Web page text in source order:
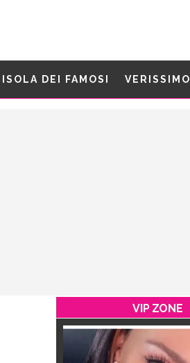
ISOLA DEI FAMOSI VERISSIMO
VIP ZONE